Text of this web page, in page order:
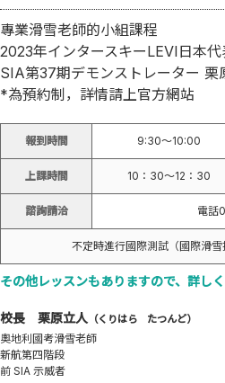
專業滑雪老師的小組課程
2023年インタースキーLEVI日本代
SIA第37期デモンストレーター 栗
*為預約制，詳情請上官方網站
報到時間 9:30～10:00
上課時間 10：30〜12：30
諮詢請洽 電話
不定時進行國際測試（國際滑雪
その他レッスンもありますので、詳し
校長 栗原立人 （くりはら たつんど）
奧地利國考滑雪老師
新航第四階段
前 SIA 示威者